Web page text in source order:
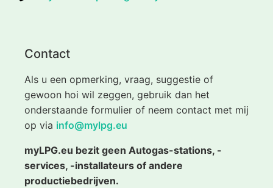
Contact
Als u een opmerking, vraag, suggestie of
gewoon hoi wil zeggen, gebruik dan het
onderstaande formulier of neem contact met mij
op via info@mylpg.eu
myLPG.eu bezit geen Autogas-stations, -
services, -installateurs of andere
productiebedrijven.